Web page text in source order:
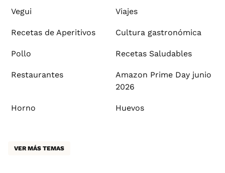
Vegui Viajes
Recetas de Aperitivos Cultura gastronómica
Pollo Recetas Saludables
Restaurantes
Amazon Prime Day junio
2026
Horno Huevos
VER MÁS TEMAS